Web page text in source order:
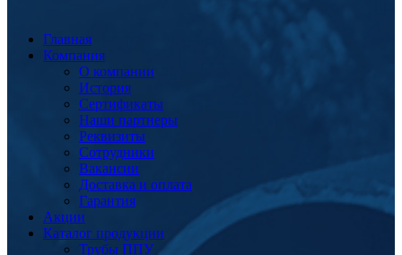
Главная
Компания
О компании
История
Сертификаты
Наши партнеры
Реквизиты
Сотрудники
Вакансии
Доставка и оплата
Гарантия
Акции
Каталог продукции
Трубы ППУ